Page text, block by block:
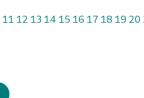
11 12 13 14 15 16 17 18 19 20